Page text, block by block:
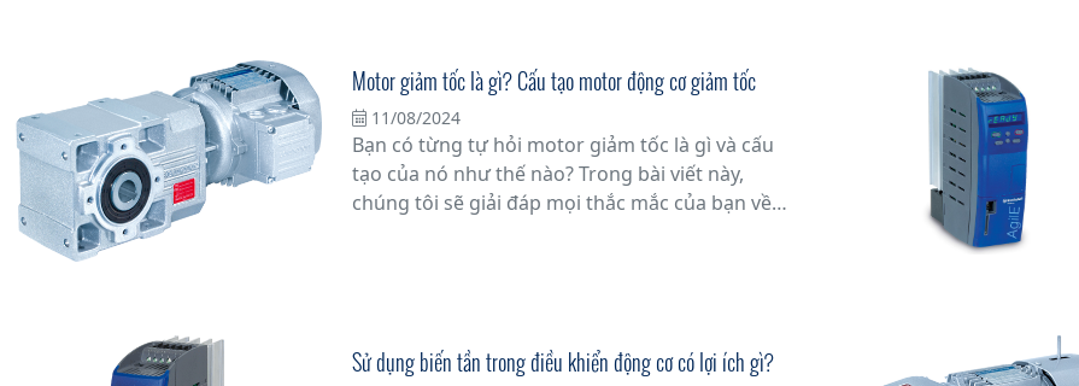
Motor giảm tốc là gì? Cấu tạo motor động cơ giảm tốc
11/08/2024
Bạn có từng tự hỏi motor giảm tốc là gì và cấu
tạo của nó như thế nào? Trong bài viết này,
chúng tôi sẽ giải đáp mọi thắc mắc của bạn về
Sử dụng biến tần trong điều khiển động cơ có lợi ích gì?